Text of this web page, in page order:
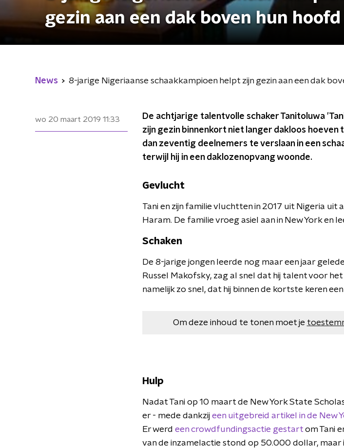
gezin aan een dak boven hun hoofd
News 8-jarige Nigeriaanse schaakkampioen helpt zijn gezin aan een dak
wo 20 maart 2019 11:33
De achtjarige talentvolle schaker Tanitoluwa
zijn gezin binnenkort niet langer dakloos
dan zeventig deelnemers te verslaan in een
terwijl hij in een daklozenopvang woonde.
Gevlucht
Tani en zijn familie vluchtten in 2017 uit Nigeria
Haram. De familie vroeg asiel aan in New York en
Schaken
De 8-jarige jongen leerde nog maar een jaar
Russel Makofsky, zag al snel dat hij talent voor
namelijk zo snel, dat hij binnen de kortste keren
Om deze inhoud te tonen moet je
Hulp
Nadat Tani op 10 maart de New York State
er - mede dankzij een uitgebreid artikel in de New
Er werd een crowdfundingsactie gestart om Tani
van de inzamelactie stond op 50.000 dollar,